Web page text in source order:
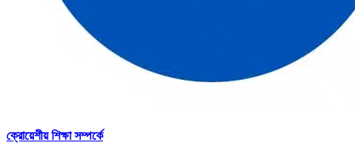
ক্রোয়েশীয় শিক্ষা সম্পর্কে